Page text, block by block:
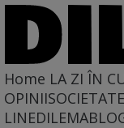
Home LA ZI ÎN
OPINIISOCIETATE
LINE